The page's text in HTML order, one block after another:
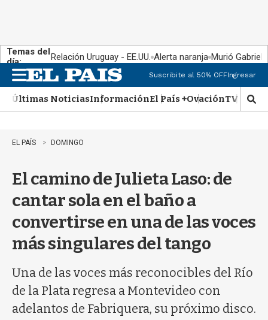
Temas del
día:
Relación Uruguay - EE.UU. Alerta naranja Murió Gabriel
n
u
Suscribite al 50% OFFIngresar
Últimas NoticiasInformaciónEl País +OvaciónTV Show
M
o
q
a
EL PAÍS DOMINGO
El camino de Julieta Laso: de
cantar sola en el baño a
convertirse en una de las voces
más singulares del tango
Una de las voces más reconocibles del Río
de la Plata regresa a Montevideo con
adelantos de Fabriquera, su próximo disco.